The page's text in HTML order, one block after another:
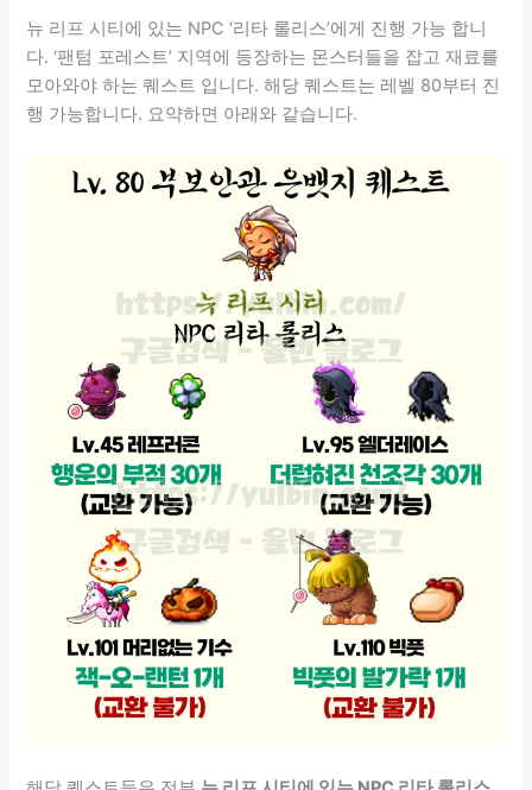
뉴 리프 시티에 있는 NPC ‘리타 롤리스’에게 진행 가능 합니
다. ‘팬텀 포레스트’ 지역에 등장하는 몬스터들을 잡고 재료를
모아와야 하는 퀘스트 입니다. 해당 퀘스트는 레벨 80부터 진
행 가능합니다. 요약하면 아래와 같습니다.